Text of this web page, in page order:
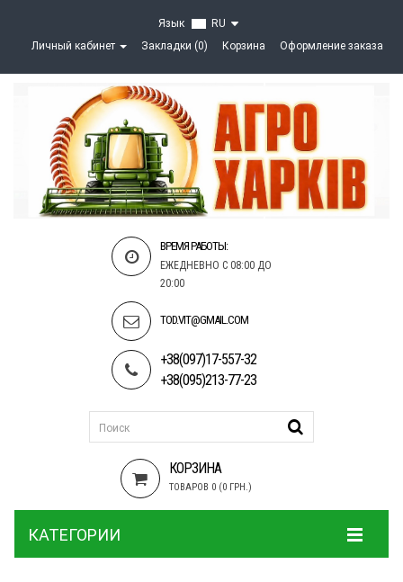
Язык
RU
Личный кабинет
Закладки (0) Корзина Оформление заказа
ВРЕМЯ РАБОТЫ:
ЕЖЕДНЕВНО С 08:00 ДО
20:00
TOD.VIT@GMAIL.COM
+38(097)17-557-32
+38(095)213-77-23
КОРЗИНА
ТОВАРОВ 0 (0 ГРН.)
КАТЕГОРИИ